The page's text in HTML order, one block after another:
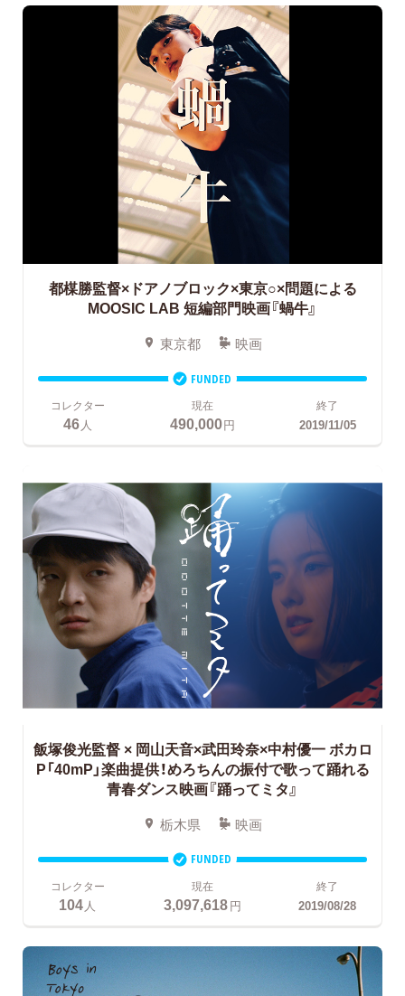
都楳勝監督×ドアノブロック×東京○×問題による
MOOSIC LAB 短編部門映画『蝸牛』
東京都 映画
FUNDED
コレクター
46人
現在
490,000円
終了
2019/11/05
飯塚俊光監督 × 岡山天音×武田玲奈×中村優一ボカロ
P「40mP」楽曲提供！めろちんの振付で歌って踊れる
青春ダンス映画『踊ってミタ』
栃木県 映画
FUNDED
コレクター
104人
現在
3,097,618円
終了
2019/08/28